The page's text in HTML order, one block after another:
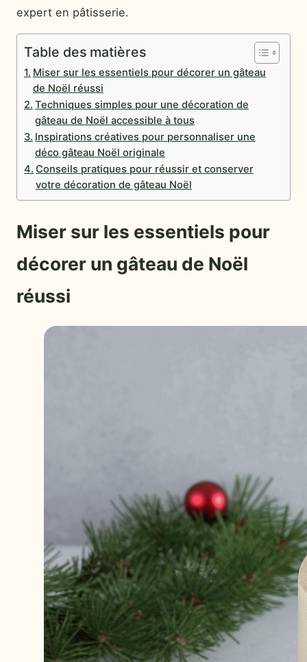
expert en pâtisserie.
Table des matières
Miser sur les essentiels pour décorer un gâteau
de Noël réussi
Techniques simples pour une décoration de
gâteau de Noël accessible à tous
Inspirations créatives pour personnaliser une
déco gâteau Noël originale
Conseils pratiques pour réussir et conserver
votre décoration de gâteau Noël
Miser sur les essentiels pour
décorer un gâteau de Noël
réussi